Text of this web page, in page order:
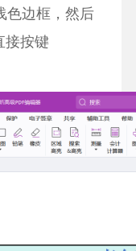
色边框，然后
接按键